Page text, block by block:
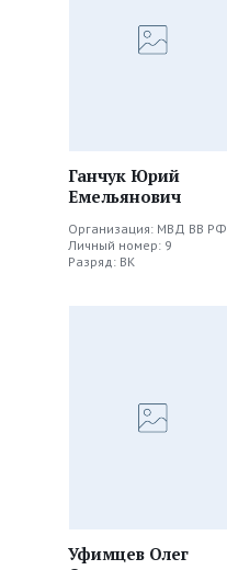
Ганчук Юрий
Емельянович
Организация: МВД ВВ РФ
Личный номер: 9
Разряд: ВК
Уфимцев Олег